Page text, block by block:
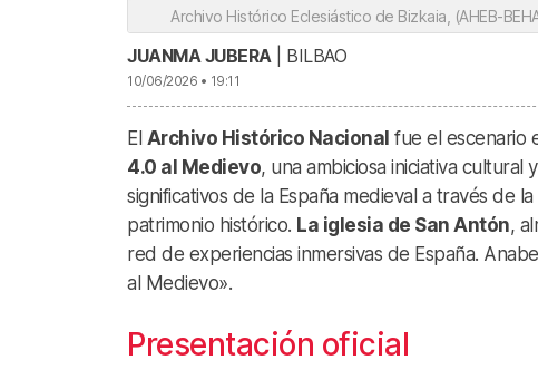
Archivo Histórico Eclesiástico de Bizkaia, (AHEB-
JUANMA JUBERA | BILBAO
10/06/2026 • 19:11
El Archivo Histórico Nacional fue el escenario
4.0 al Medievo, una ambiciosa iniciativa cultural
significativos de la España medieval a través de
patrimonio histórico. La iglesia de San Antón,
red de experiencias inmersivas de España.
al Medievo».
Presentación oficial